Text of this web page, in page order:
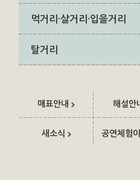
먹거리·살거리·입을거리
탈거리
매표안내 해설안
새소식 공연체험